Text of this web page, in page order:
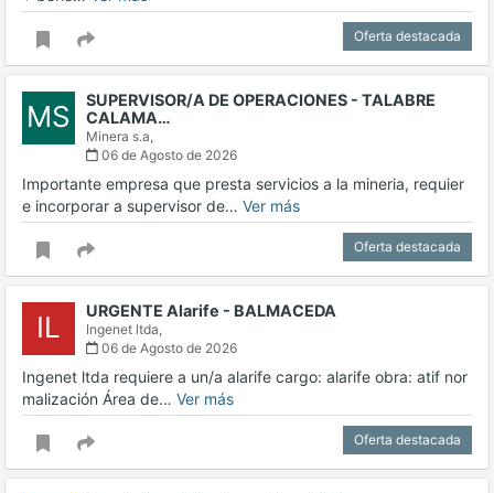
Oferta destacada
MS
SUPERVISOR/A DE OPERACIONES - TALABRE
CALAMA…
Minera s.a,
06 de Agosto de 2026
Importante empresa que presta servicios a la mineria, requier
e incorporar a supervisor de… Ver más
Oferta destacada
IL URGENTE Alarife - BALMACEDA
Ingenet ltda,
06 de Agosto de 2026
Ingenet ltda requiere a un/a alarife cargo: alarife obra: atif nor
malización Área de… Ver más
Oferta destacada